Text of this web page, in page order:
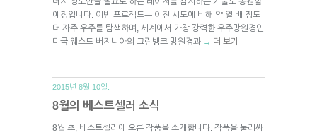
예정입니다. 이번 프로젝트는 이전 시도에 비해 약 열 배 정도
더 자주 우주를 탐색하며, 세계에서 가장 강력한 우주망원경인
미국 웨스트 버지니아의 그린뱅크 망원경과 → 더 보기
2015년 8월 10일.
8월의 베스트셀러 소식
8월 초, 베스트셀러에 오른 작품을 소개합니다. 작품을 둘러싸